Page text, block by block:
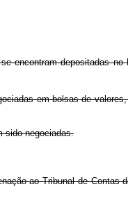
encontram depositadas no
em bolsas de
sido negociadas.
ao Tribunal de Contas